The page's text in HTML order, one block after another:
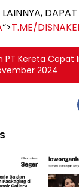
“>T.ME/
PT Kereta Cepat
2024